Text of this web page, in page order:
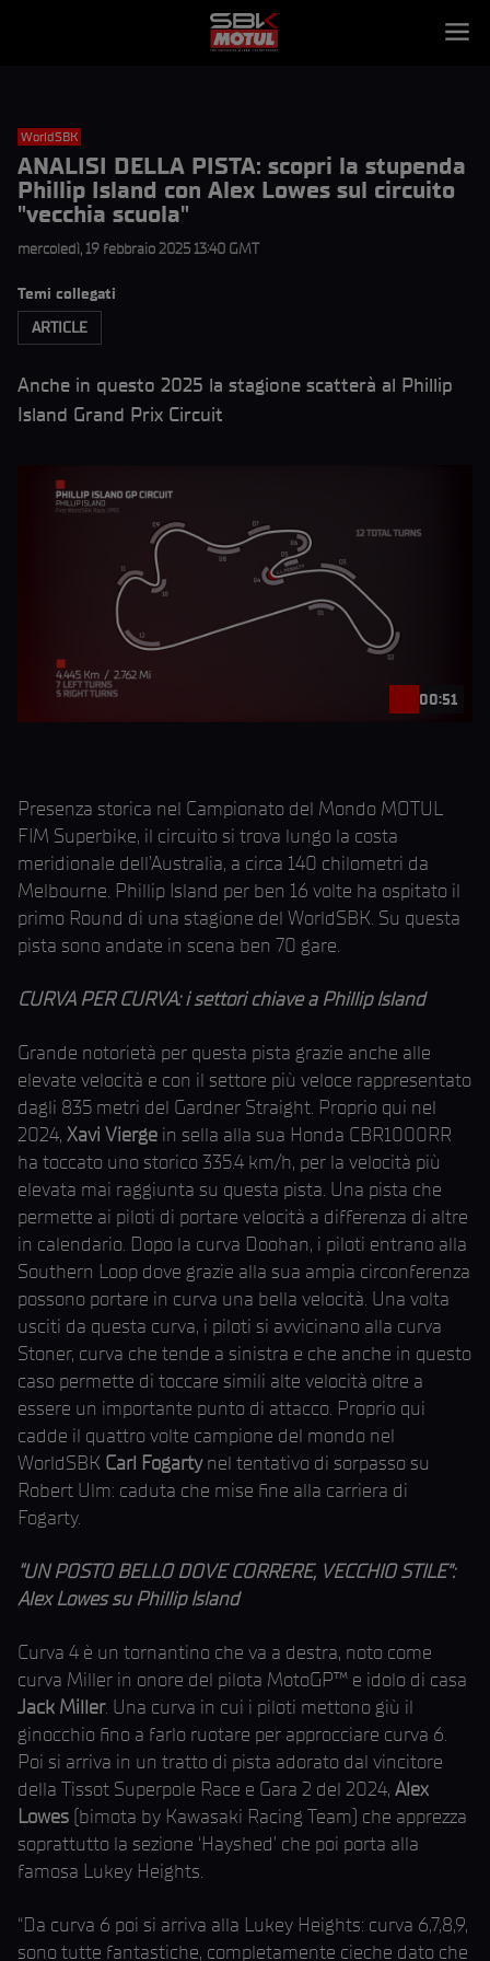
WorldSBK
ANALISI DELLA PISTA: scopri la stupenda
Phillip Island con Alex Lowes sul circuito
"vecchia scuola"
mercoledì, 19 febbraio 2025 13:40 GMT
Temi collegati
ARTICLE
Anche in questo 2025 la stagione scatterà al Phillip
Island Grand Prix Circuit
00:51
Presenza storica nel Campionato del Mondo MOTUL
FIM Superbike, il circuito si trova lungo la costa
meridionale dell’Australia, a circa 140 chilometri da
Melbourne. Phillip Island per ben 16 volte ha ospitato il
primo Round di una stagione del WorldSBK. Su questa
pista sono andate in scena ben 70 gare.
CURVA PER CURVA: i settori chiave a Phillip Island
Grande notorietà per questa pista grazie anche alle
elevate velocità e con il settore più veloce rappresentato
dagli 835 metri del Gardner Straight. Proprio qui nel
2024, Xavi Vierge in sella alla sua Honda CBR1000RR
ha toccato uno storico 335.4 km/h, per la velocità più
elevata mai raggiunta su questa pista. Una pista che
permette ai piloti di portare velocità a differenza di altre
in calendario. Dopo la curva Doohan, i piloti entrano alla
Southern Loop dove grazie alla sua ampia circonferenza
possono portare in curva una bella velocità. Una volta
usciti da questa curva, i piloti si avvicinano alla curva
Stoner, curva che tende a sinistra e che anche in questo
caso permette di toccare simili alte velocità oltre a
essere un importante punto di attacco. Proprio qui
cadde il quattro volte campione del mondo nel
WorldSBK Carl Fogartynel tentativo di sorpasso su
Robert Ulm: caduta che mise fine alla carriera di
Fogarty.
“UN POSTO BELLO DOVE CORRERE, VECCHIO STILE”:
Alex Lowes su Phillip Island
Curva 4 è un tornantino che va a destra, noto come
curva Miller in onore del pilota MotoGP™ e idolo di casa
Jack Miller. Una curva in cui i piloti mettono giù il
ginocchio fino a farlo ruotare per approcciare curva 6.
Poi si arriva in un tratto di pista adorato dal vincitore
della Tissot Superpole Race e Gara 2 del 2024, Alex
Lowes (bimota by Kawasaki Racing Team) che apprezza
soprattutto la sezione ‘Hayshed’ che poi porta alla
famosa Lukey Heights.
“Da curva 6 poi si arriva alla Lukey Heights: curva 6,7,8,9,
sono tutte fantastiche, completamente cieche dato che